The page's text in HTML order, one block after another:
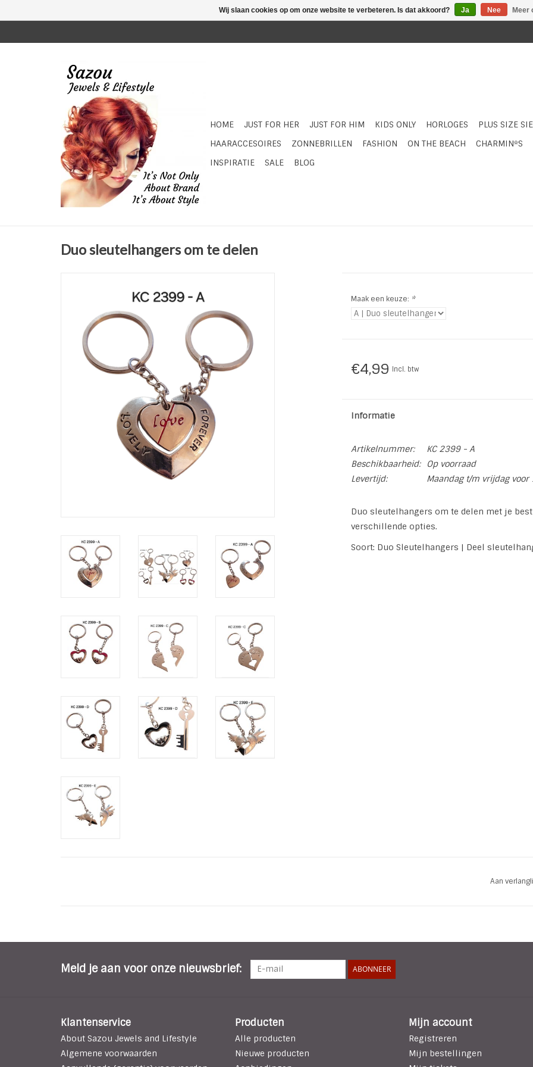
HOME JUST FOR HER JUST FOR HIM KIDS ONLY HORLOGES
PLUS SIZE
HAARACCESOIRES
ZONNEBRILLEN FASHION ON THE BEACH
CHARMIN*S
INSPIRATIE
SALE BLOG
Duo sleutelhangers om te delen
Maak een keuze: *
€4,99 Incl. btw
Informatie
Artikelnummer:
KC 2399 - A
Beschikbaarheid:
Op voorraad
Levertijd:
Maandag t/m vrijdag
Duo sleutelhangers om te delen met je
verschillende opties.
Soort: Duo Sleutelhangers | Deel
Aan
Meld je aan voor onze nieuwsbrief: ABONNEER
Klantenservice
About Sazou Jewels and Lifestyle
Algemene voorwaarden
Producten
Alle producten
Nieuwe producten
Mijn account
Registreren
Mijn bestellingen
Wij slaan cookies op om onze website te verbeteren. Is dat akkoord? Ja Nee Meer